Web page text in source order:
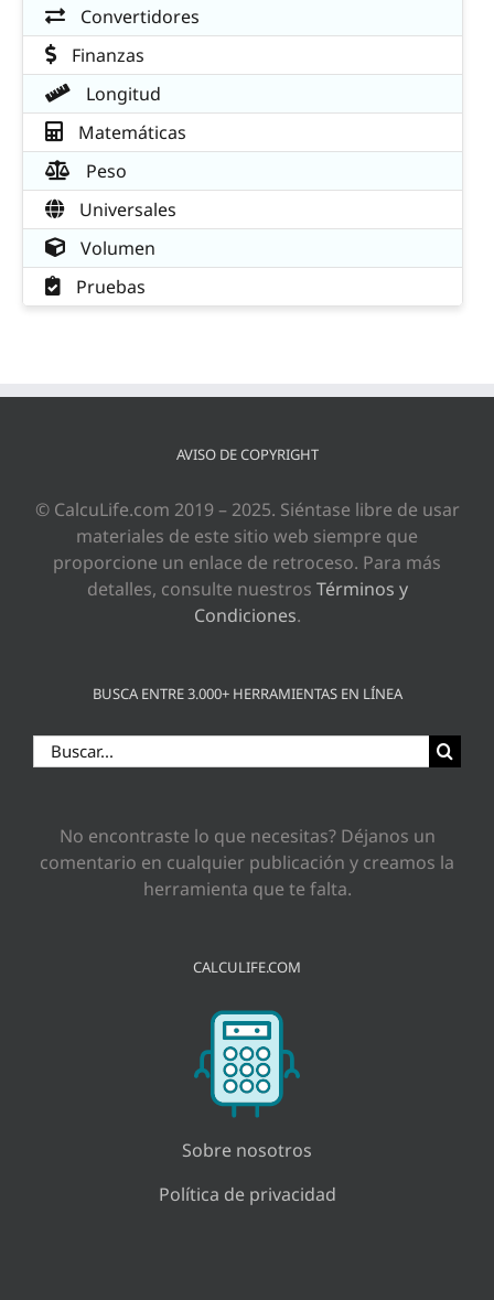
Convertidores
Finanzas
Longitud
Matemáticas
Peso
Universales
Volumen
Pruebas
AVISO DE COPYRIGHT
© CalcuLife.com 2019 – 2025. Siéntase libre de usar
materiales de este sitio web siempre que
proporcione un enlace de retroceso. Para más
detalles, consulte nuestros Términos y
Condiciones.
BUSCA ENTRE 3.000+ HERRAMIENTAS EN LÍNEA
Buscar:
No encontraste lo que necesitas? Déjanos un
comentario en cualquier publicación y creamos la
herramienta que te falta.
CALCULIFE.COM
Sobre nosotros
Política de privacidad